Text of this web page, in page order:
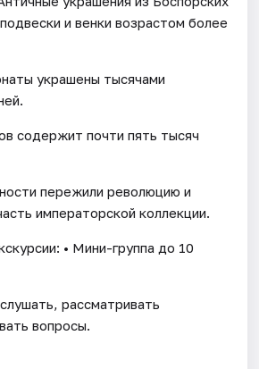
и венки возрастом более
украшены тысячами
содержит почти пять тысяч
пережили революцию и
императорской коллекции.
• Мини-группа до 10
рассматривать
вопросы.